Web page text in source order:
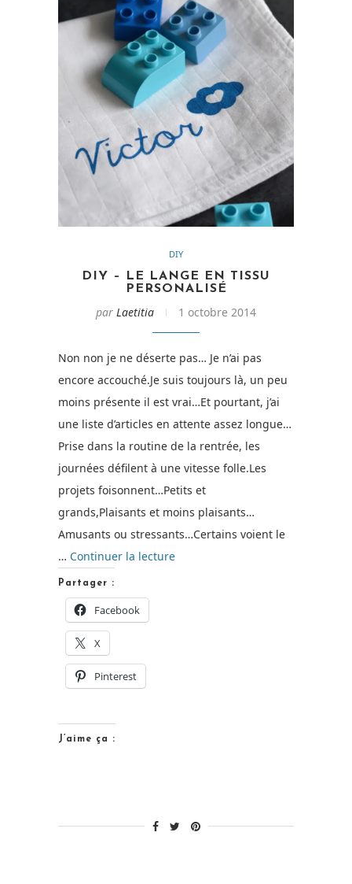
DIY
DIY – LE LANGE EN TISSU
PERSONALISÉ
par Laetitia 1 octobre 2014
Non non je ne déserte pas… Je n’ai pas
encore accouché.Je suis toujours là, un peu
moins présente il est vrai…Et pourtant, j’ai
une liste d’articles en attente assez longue…
Prise dans la routine de la rentrée, les
journées défilent à une vitesse folle.Les
projets foisonnent…Petits et
grands,Plaisants et moins plaisants…
Amusants ou stressants…Certains voient le
… Continuer la lecturede
Partager :
Facebook
X
Pinterest
J’aime ça :